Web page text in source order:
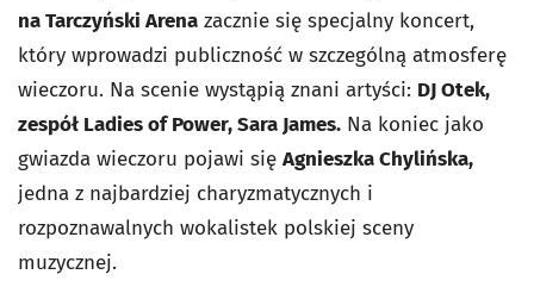
na Tarczyński Arena zacznie się specjalny koncert,
który wprowadzi publiczność w szczególną atmosferę
wieczoru. Na scenie wystąpią znani artyści: DJ Otek,
zespół Ladies of Power, Sara James. Na koniec jako
gwiazda wieczoru pojawi się Agnieszka Chylińska,
jedna z najbardziej charyzmatycznych i
rozpoznawalnych wokalistek polskiej sceny
muzycznej.